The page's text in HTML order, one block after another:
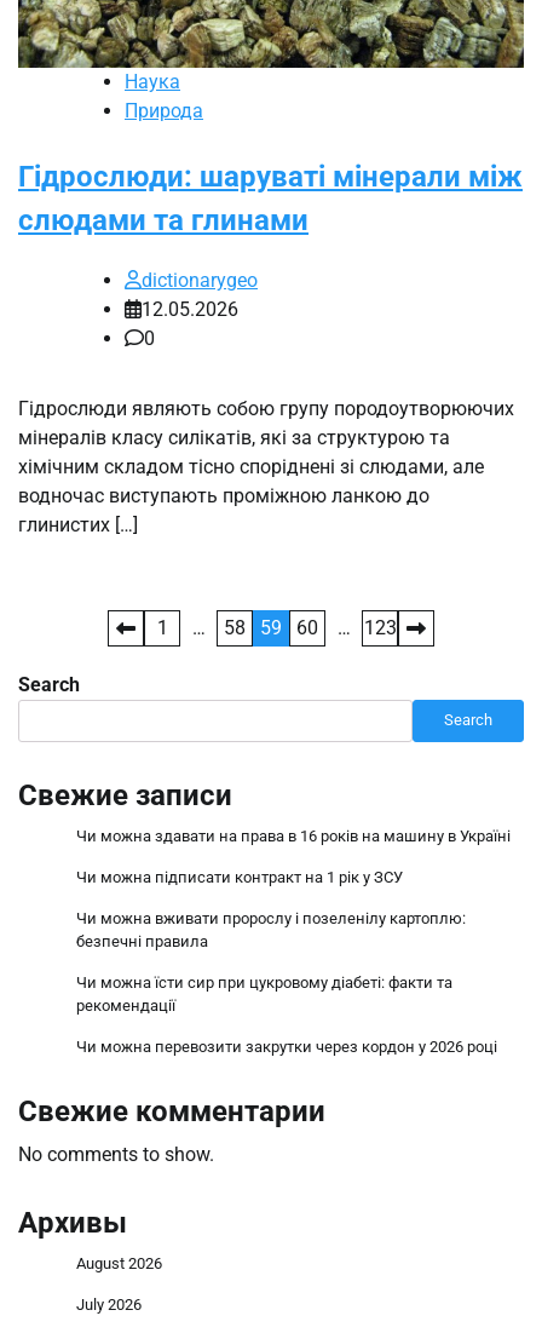
Наука
Природа
Гідрослюди: шаруваті мінерали між
слюдами та глинами
dictionarygeo
12.05.2026
0
Гідрослюди являють собою групу породоутворюючих
мінералів класу силікатів, які за структурою та
хімічним складом тісно споріднені зі слюдами, але
водночас виступають проміжною ланкою до
глинистих […]
pagination
1 … 58 59 60 … 123
Search
Search
Свежие записи
Чи можна здавати на права в 16 років на машину в Україні
Чи можна підписати контракт на 1 рік у ЗСУ
Чи можна вживати пророслу і позеленілу картоплю:
безпечні правила
Чи можна їсти сир при цукровому діабеті: факти та
рекомендації
Чи можна перевозити закрутки через кордон у 2026 році
Свежие комментарии
No comments to show.
Архивы
August 2026
July 2026